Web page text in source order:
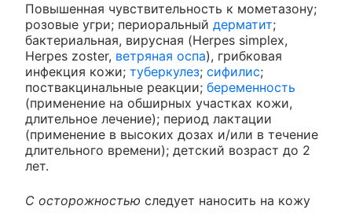
Повышенная чувствительность к мометазону;
розовые угри; периоральный дерматит;
бактериальная, вирусная (Herpes simplex,
Herpes zoster, ветряная оспа), грибковая
инфекция кожи; туберкулез; сифилис;
поствакцинальные реакции; беременность
(применение на обширных участках кожи,
длительное лечение); период лактации
(применение в высоких дозах и/или в течение
длительного времени); детский возраст до 2
лет.
С осторожностью следует наносить на кожу